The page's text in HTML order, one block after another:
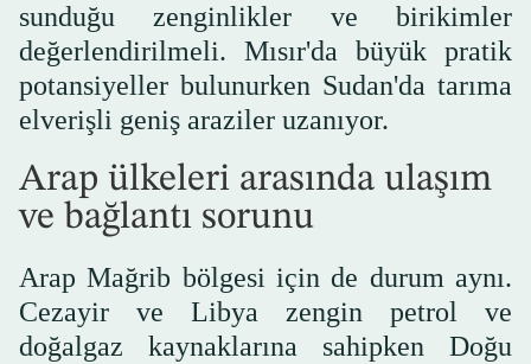
sunduğu zenginlikler ve birikimler
değerlendirilmeli. Mısır'da büyük pratik
potansiyeller bulunurken Sudan'da tarıma
elverişli geniş araziler uzanıyor.
Arap ülkeleri arasında ulaşım
ve bağlantı sorunu
Arap Mağrib bölgesi için de durum aynı.
Cezayir ve Libya zengin petrol ve
doğalgaz kaynaklarına sahipken Doğu